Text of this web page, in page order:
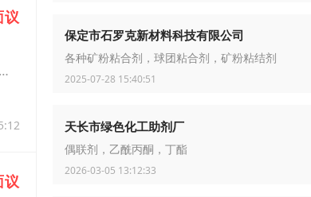
议
议
保定市石罗克新材料科技有限公司
各种矿粉粘合剂，球团粘合剂，矿粉粘结剂
2025-07-28 15:40:51
天长市绿色化工助剂厂
偶联剂，乙酰丙酮，丁酯
2026-03-05 13:12:33